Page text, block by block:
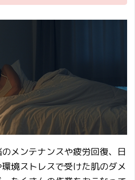
メンテナンスや疲労回復、日
境ストレスで受けた肌のダメ